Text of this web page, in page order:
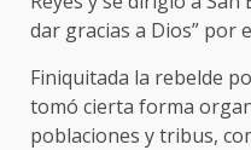
dar gracias a Dios” por
Finiquitada la rebelde
tomó cierta forma
poblaciones y tribus,